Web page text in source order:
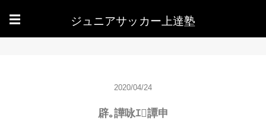
☰ ジュニアサッカー上達塾
2020/04/24
辟｡譁咏ｴ譚申